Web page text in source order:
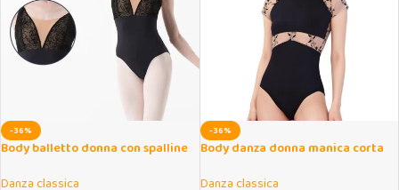
-36%
Body balletto donna con spalline
Danza classica
-36%
Body danza donna manica corta
Danza classica